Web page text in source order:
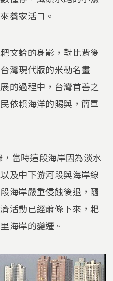
養家活口。
文蛤的身影，對比背後
灣現代版的米勒名畫
的過程中，台灣首善之
依賴海洋的賜與，簡單
當時這段海岸因為淡水
及中下游河段與海岸線
海岸嚴重侵蝕後退，隨
活動已經蕭條下來，耙
海岸的變遷。